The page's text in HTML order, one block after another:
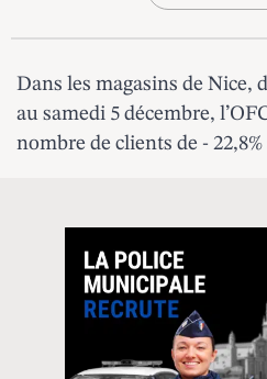
Dans les magasins de Nice,
au samedi 5 décembre,
nombre de clients de -